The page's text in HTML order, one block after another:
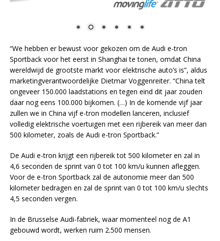
“We hebben er bewust voor gekozen om de Audi e-tron
Sportback voor het eerst in Shanghai te tonen, omdat China
wereldwijd de grootste markt voor elektrische auto’s is”, aldus
marketingverantwoordelijke Dietmar Voggenreiter. “China telt
ongeveer 150.000 laadstations en tegen eind dit jaar zouden
daar nog eens 100.000 bijkomen. (…) In de komende vijf jaar
zullen we in China vijf e-tron modellen lanceren, inclusief
volledig elektrische voertuigen met een rijbereik van meer dan
500 kilometer, zoals de Audi e-tron Sportback.”
De Audi e-tron krijgt een rijbereik tot 500 kilometer en zal in
4,6 seconden de sprint van 0 tot 100 km/u kunnen afleggen.
Voor de e-tron Sportback zal de autonomie meer dan 500
kilometer bedragen en zal de sprint van 0 tot 100 km/u slechts
4,5 seconden vergen.
In de Brusselse Audi-fabriek, waar momenteel nog de A1
gebouwd wordt, werken ruim 2.500 mensen.